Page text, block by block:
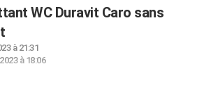
WC Duravit Caro sans
à 21:31
à 18:06